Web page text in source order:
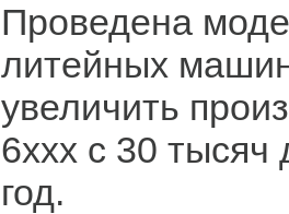
Проведена
литейных
увеличить
6xxx с 30 тысяч
год.